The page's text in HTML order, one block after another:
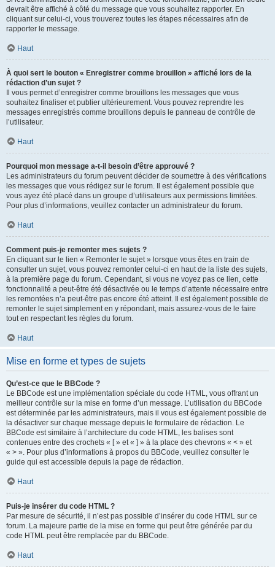
devrait être affiché à côté du message que vous souhaitez rapporter. En
cliquant sur celui-ci, vous trouverez toutes les étapes nécessaires afin de
rapporter le message.
Haut
À quoi sert le bouton « Enregistrer comme brouillon » affiché lors de la
rédaction d’un sujet ?
Il vous permet d’enregistrer comme brouillons les messages que vous
souhaitez finaliser et publier ultérieurement. Vous pouvez reprendre les
messages enregistrés comme brouillons depuis le panneau de contrôle de
l’utilisateur.
Haut
Pourquoi mon message a-t-il besoin d’être approuvé ?
Les administrateurs du forum peuvent décider de soumettre à des vérifications
les messages que vous rédigez sur le forum. Il est également possible que
vous ayez été placé dans un groupe d’utilisateurs aux permissions limitées.
Pour plus d’informations, veuillez contacter un administrateur du forum.
Haut
Comment puis-je remonter mes sujets ?
En cliquant sur le lien « Remonter le sujet » lorsque vous êtes en train de
consulter un sujet, vous pouvez remonter celui-ci en haut de la liste des sujets,
à la première page du forum. Cependant, si vous ne voyez pas ce lien, cette
fonctionnalité a peut-être été désactivée ou le temps d’attente nécessaire entre
les remontées n’a peut-être pas encore été atteint. Il est également possible de
remonter le sujet simplement en y répondant, mais assurez-vous de le faire
tout en respectant les règles du forum.
Haut
Mise en forme et types de sujets
Qu’est-ce que le BBCode ?
Le BBCode est une implémentation spéciale du code HTML, vous offrant un
meilleur contrôle sur la mise en forme d’un message. L’utilisation du BBCode
est déterminée par les administrateurs, mais il vous est également possible de
la désactiver sur chaque message depuis le formulaire de rédaction. Le
BBCode est similaire à l’architecture du code HTML, les balises sont
contenues entre des crochets « [ » et « ] » à la place des chevrons « < » et
« > ». Pour plus d’informations à propos du BBCode, veuillez consulter le
guide qui est accessible depuis la page de rédaction.
Haut
Puis-je insérer du code HTML ?
Par mesure de sécurité, il n’est pas possible d’insérer du code HTML sur ce
forum. La majeure partie de la mise en forme qui peut être générée par du
code HTML peut être remplacée par du BBCode.
Haut